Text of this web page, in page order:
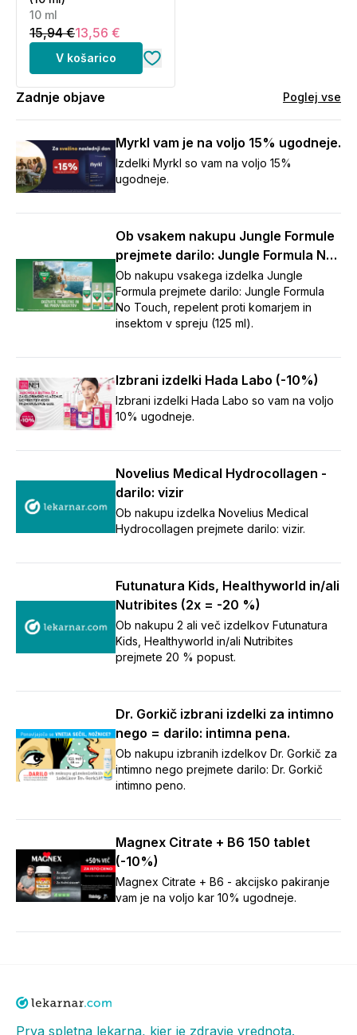
10 ml
15,94 €13,56 €
V košarico
Zadnje objave Poglej vse
Myrkl vam je na voljo 15% ugodneje.
Izdelki Myrkl so vam na voljo 15%
ugodneje.
Ob vsakem nakupu Jungle Formule
prejmete darilo: Jungle Formula No
Touch repelent (125 ml)
Ob nakupu vsakega izdelka Jungle
Formula prejmete darilo: Jungle Formula
No Touch, repelent proti komarjem in
insektom v spreju (125 ml).
Izbrani izdelki Hada Labo (-10%)
Izbrani izdelki Hada Labo so vam na voljo
10% ugodneje.
Novelius Medical Hydrocollagen -
darilo: vizir
Ob nakupu izdelka Novelius Medical
Hydrocollagen prejmete darilo: vizir.
Futunatura Kids, Healthyworld in/ali
Nutribites (2x = -20 %)
Ob nakupu 2 ali več izdelkov Futunatura
Kids, Healthyworld in/ali Nutribites
prejmete 20 % popust.
Dr. Gorkič izbrani izdelki za intimno
nego = darilo: intimna pena.
Ob nakupu izbranih izdelkov Dr. Gorkič za
intimno nego prejmete darilo: Dr. Gorkič
intimno peno.
Magnex Citrate + B6 150 tablet
(-10%)
Magnex Citrate + B6 - akcijsko pakiranje
vam je na voljo kar 10% ugodneje.
Prva spletna lekarna, kjer je zdravje vrednota.